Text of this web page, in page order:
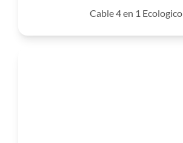
Cable 4 en 1 Ecologico